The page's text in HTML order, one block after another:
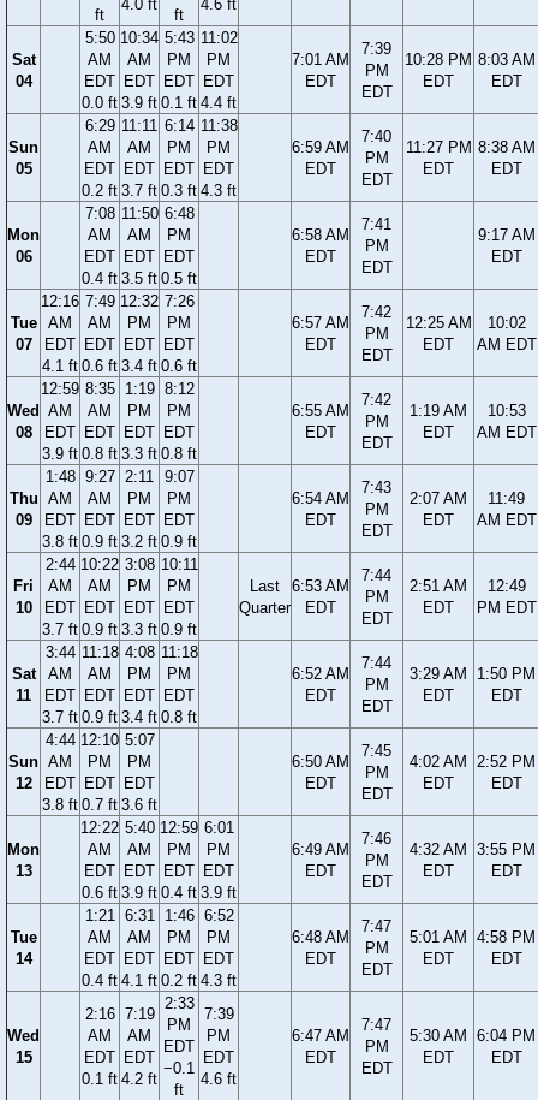
ft
4.0 ft
ft
4.6 ft
Sat
04
5:50
AM
EDT
0.0 ft
10:34
AM
EDT
3.9 ft
5:43
PM
EDT
0.1 ft
11:02
PM
EDT
4.4 ft
7:01 AM
EDT
7:39
PM
EDT
10:28 PM
EDT
8:03 AM
EDT
Sun
05
6:29
AM
EDT
0.2 ft
11:11
AM
EDT
3.7 ft
6:14
PM
EDT
0.3 ft
11:38
PM
EDT
4.3 ft
6:59 AM
EDT
7:40
PM
EDT
11:27 PM
EDT
8:38 AM
EDT
Mon
06
7:08
AM
EDT
0.4 ft
11:50
AM
EDT
3.5 ft
6:48
PM
EDT
0.5 ft
6:58 AM
EDT
7:41
PM
EDT
9:17 AM
EDT
Tue
07
12:16
AM
EDT
4.1 ft
7:49
AM
EDT
0.6 ft
12:32
PM
EDT
3.4 ft
7:26
PM
EDT
0.6 ft
6:57 AM
EDT
7:42
PM
EDT
12:25 AM
EDT
10:02
AM EDT
Wed
08
12:59
AM
EDT
3.9 ft
8:35
AM
EDT
0.8 ft
1:19
PM
EDT
3.3 ft
8:12
PM
EDT
0.8 ft
6:55 AM
EDT
7:42
PM
EDT
1:19 AM
EDT
10:53
AM EDT
Thu
09
1:48
AM
EDT
3.8 ft
9:27
AM
EDT
0.9 ft
2:11
PM
EDT
3.2 ft
9:07
PM
EDT
0.9 ft
6:54 AM
EDT
7:43
PM
EDT
2:07 AM
EDT
11:49
AM EDT
Fri
10
2:44
AM
EDT
3.7 ft
10:22
AM
EDT
0.9 ft
3:08
PM
EDT
3.3 ft
10:11
PM
EDT
0.9 ft
Last
Quarter
6:53 AM
EDT
7:44
PM
EDT
2:51 AM
EDT
12:49
PM EDT
Sat
11
3:44
AM
EDT
3.7 ft
11:18
AM
EDT
0.9 ft
4:08
PM
EDT
3.4 ft
11:18
PM
EDT
0.8 ft
6:52 AM
EDT
7:44
PM
EDT
3:29 AM
EDT
1:50 PM
EDT
Sun
12
4:44
AM
EDT
3.8 ft
12:10
PM
EDT
0.7 ft
5:07
PM
EDT
3.6 ft
6:50 AM
EDT
7:45
PM
EDT
4:02 AM
EDT
2:52 PM
EDT
Mon
13
12:22
AM
EDT
0.6 ft
5:40
AM
EDT
3.9 ft
12:59
PM
EDT
0.4 ft
6:01
PM
EDT
3.9 ft
6:49 AM
EDT
7:46
PM
EDT
4:32 AM
EDT
3:55 PM
EDT
Tue
14
1:21
AM
EDT
0.4 ft
6:31
AM
EDT
4.1 ft
1:46
PM
EDT
0.2 ft
6:52
PM
EDT
4.3 ft
6:48 AM
EDT
7:47
PM
EDT
5:01 AM
EDT
4:58 PM
EDT
Wed
15
2:16
AM
EDT
0.1 ft
7:19
AM
EDT
4.2 ft
2:33
PM
EDT
−0.1
ft
7:39
PM
EDT
4.6 ft
6:47 AM
EDT
7:47
PM
EDT
5:30 AM
EDT
6:04 PM
EDT